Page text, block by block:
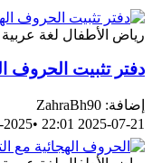
رياض الأطفال لغة عربية
دفتر تثبيت الحروف
إضافة: ZahraBh90
2025-07-21 22:01
•
2025